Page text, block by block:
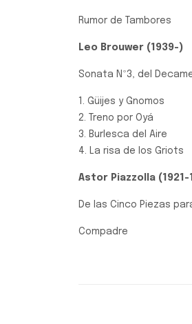
Rumor de Tambores
Leo Brouwer (1939-)
Sonata Nº3, del
1. Güijes y Gnomos
2. Treno por Oyá
3. Burlesca del Aire
4. La risa de los Griots
Astor Piazzolla (1921-
De las Cinco Piezas
Compadre